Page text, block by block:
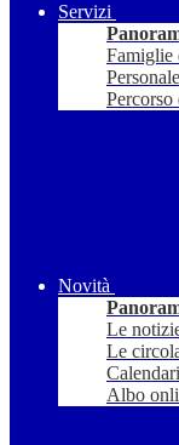
Servizi
Famiglie
Novità
Le
Le
Albo